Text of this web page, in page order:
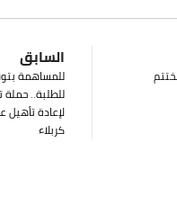
السابق
للمساهمة
للطلبة.. حملة
لإعادة
كربلاء